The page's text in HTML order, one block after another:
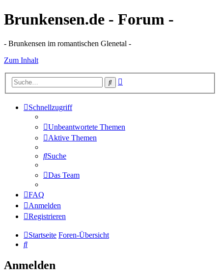
Brunkensen.de - Forum -
- Brunkensen im romantischen Glenetal -
Zum Inhalt
Suche
Schnellzugriff
Unbeantwortete Themen
Aktive Themen
Suche
Das Team
FAQ
Anmelden
Registrieren
Startseite Foren-Übersicht
Suche
Anmelden